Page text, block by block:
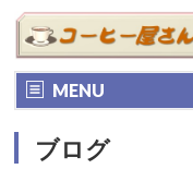
MENU
ブログ